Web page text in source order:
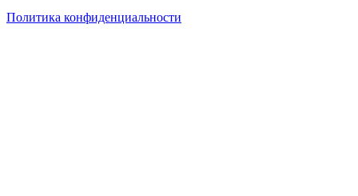
Политика конфиденциальности